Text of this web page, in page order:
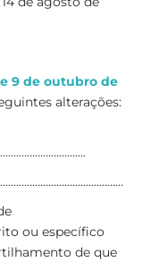
9 de outubro de
alterações:
ou específico
de que